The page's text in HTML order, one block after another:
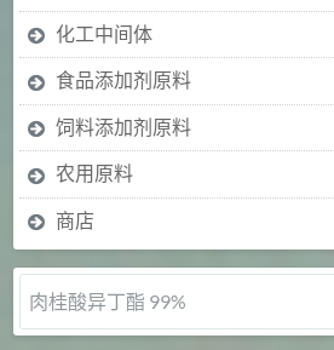
化工中间体
食品添加剂原料
饲料添加剂原料
农用原料
商店
肉桂酸异丁酯 99%